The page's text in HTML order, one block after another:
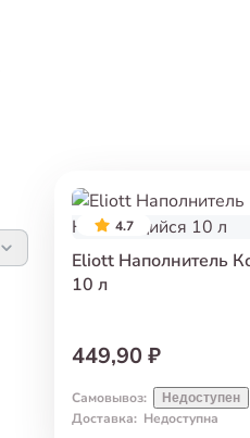
4.7
Eliott Наполнитель
10 л
449,90 ₽
Самовывоз: Недоступен
Доставка: Недоступна